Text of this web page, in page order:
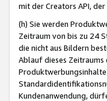
mit der Creators API,
(h) Sie werden
Zeitraum von bis zu 24
die nicht aus Bildern
Ablauf dieses Zeitraums
Kundenanwendung,